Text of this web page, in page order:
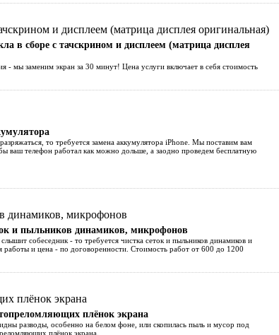
в сборе с тачскрином и дисплеем (матрица дисплея
- мы заменим экран за 30 минут! Цена услуги включает в себя стоимость
то требуется замена аккумулятора iPhone. Мы поставим вам
ваш телефон работал как можно дольше, а заодно проведем бесплатную
и пыльников динамиков, микрофонов
собеседник - то требуется чистка сеток и пыльников динамиков и
и цена - по договоренности. Стоимость работ от 600 до 1200
плёнок экрана
разводы, особенно на белом фоне, или скопилась пыль и мусор под
плёнок экрана.